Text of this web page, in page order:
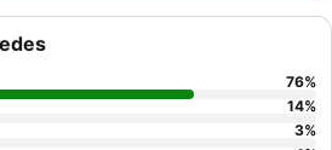
e profissionais
a chegada à partida. Para um
um quarto virado para longe
o ruído potencial.
76%
14%
3%